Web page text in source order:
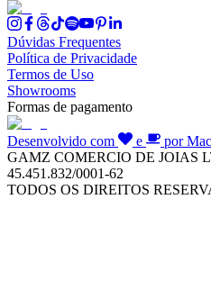
Dúvidas Frequentes
Política de Privacidade
Termos de Uso
Showrooms
Formas de pagamento
Desenvolvido com e
por
GAMZ COMERCIO DE JOIAS
45.451.832/0001-62
TODOS OS DIREITOS